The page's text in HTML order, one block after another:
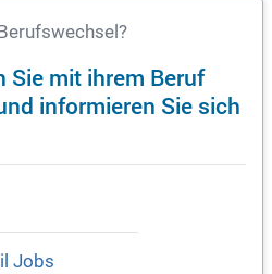
Sie mit ihrem Beruf
informieren Sie sich
Jobs